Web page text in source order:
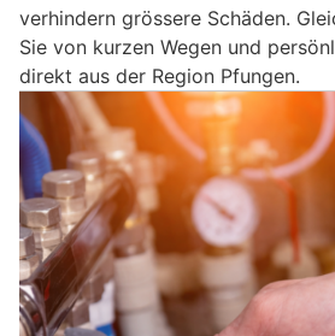
verhindern grössere Schäden.
Sie von kurzen Wegen und
direkt aus der Region Pfungen.